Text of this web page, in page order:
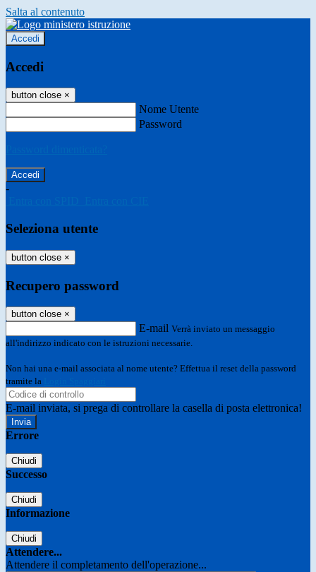
Salta al contenuto
Accedi
Accedi
button close ×
Nome Utente
Password
-
Seleziona utente
button close ×
Recupero password
button close ×
E-mail Verrà inviato un messaggio
all'indirizzo indicato con le istruzioni necessarie.
Non hai una e-mail associata al nome utente? Effettua il reset della password
tramite la
E-mail inviata, si prega di controllare la casella di posta elettronica!
Errore
Chiudi
Successo
Chiudi
Informazione
Chiudi
Attendere...
Attendere il completamento dell'operazione...